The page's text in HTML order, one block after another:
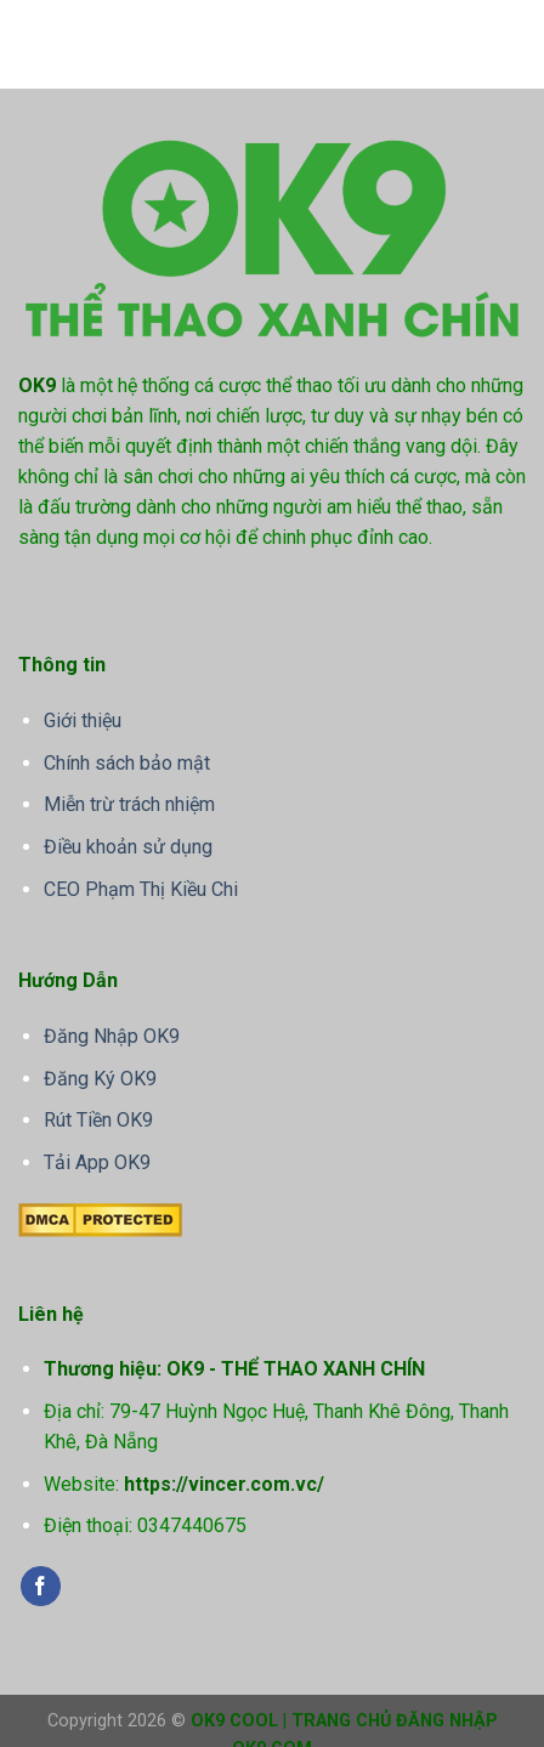
OK9 là một hệ thống cá cược thể thao tối ưu dành cho những
người chơi bản lĩnh, nơi chiến lược, tư duy và sự nhạy bén có
thể biến mỗi quyết định thành một chiến thắng vang dội. Đây
không chỉ là sân chơi cho những ai yêu thích cá cược, mà còn
là đấu trường dành cho những người am hiểu thể thao, sẵn
sàng tận dụng mọi cơ hội để chinh phục đỉnh cao.
Thông tin
Giới thiệu
Chính sách bảo mật
Miễn trừ trách nhiệm
Điều khoản sử dụng
CEO Phạm Thị Kiều Chi
Hướng Dẫn
Đăng Nhập OK9
Đăng Ký OK9
Rút Tiền OK9
Tải App OK9
Liên hệ
Thương hiệu: OK9 - THỂ THAO XANH CHÍN
Địa chỉ: 79-47 Huỳnh Ngọc Huệ, Thanh Khê Đông, Thanh
Khê, Đà Nẵng
Website: https://vincer.com.vc/
Điện thoại: 0347440675
Copyright 2026 © OK9 COOL | TRANG CHỦ ĐĂNG NHẬP